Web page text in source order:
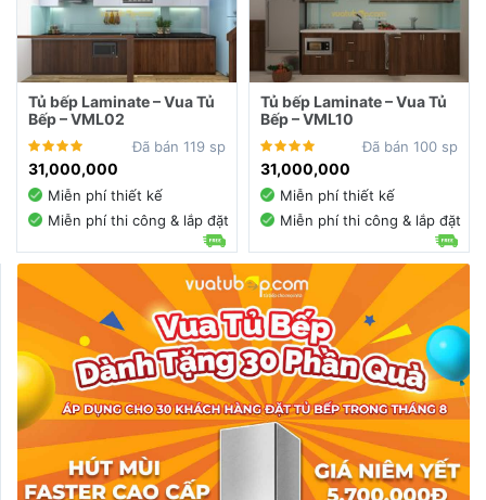
Tủ bếp Laminate – Vua Tủ
Bếp – VML02
Đã bán 119 sp
31,000,000
Miễn phí thiết kế
Miễn phí thi công & lắp đặt
Tủ bếp Laminate – Vua Tủ
Bếp – VML10
Đã bán 100 sp
31,000,000
Miễn phí thiết kế
Miễn phí thi công & lắp đặt